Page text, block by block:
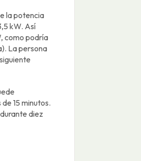
la potencia
kW. Así
como podría
La persona
15 minutos.
diez